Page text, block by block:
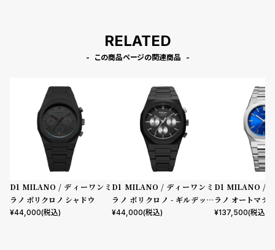
RELATED
この商品ページの関連商品
D1 MILANO / ディーワンミ
ラノ ポリクロノ シャドウ
¥44,000(税込)
D1 MILANO / ディーワンミ
ラノ ポリクロノ - ギルデッド
ルナ
¥44,000(税込)
D1 MILANO /
ラノ オートマテ
コード
¥137,500(税込)